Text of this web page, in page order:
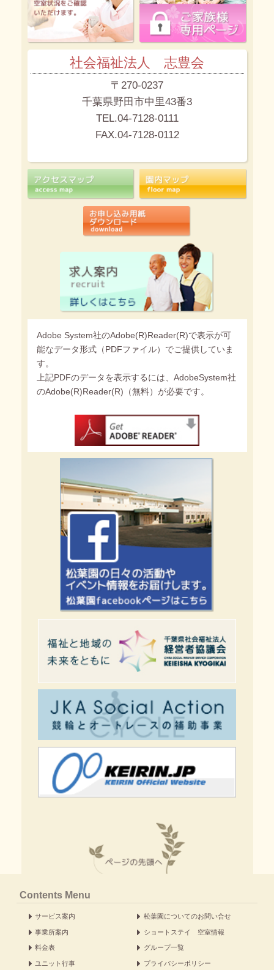
社会福祉法人 志豊会
〒270-0237
千葉県野田市中里43番3
TEL.04-7128-0111
FAX.04-7128-0112
Adobe System社のAdobe(R)Reader(R)で表示が可
能なデータ形式（PDFファイル）でご提供していま
す。
上記PDFのデータを表示するには、AdobeSystem社
のAdobe(R)Reader(R)（無料）が必要です。
Contents Menu
サービス案内 松葉園についてのお問い合せ
事業所案内 ショートステイ 空室情報
料金表 グループ一覧
ユニット行事 プライバシーポリシー